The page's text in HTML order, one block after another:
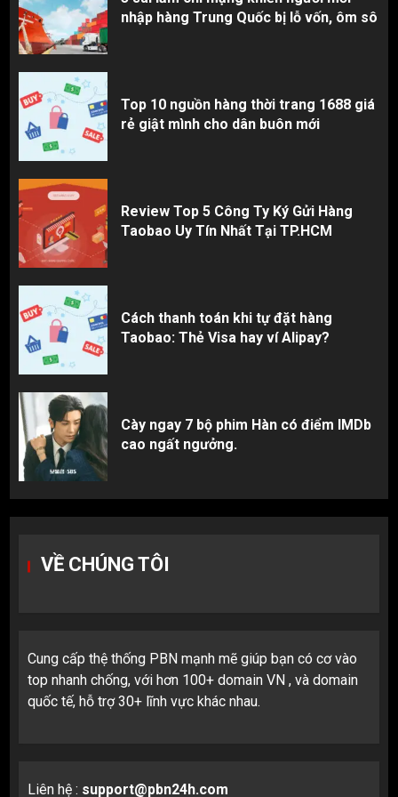
nhập hàng Trung Quốc bị lỗ vốn, ôm sô
Top 10 nguồn hàng thời trang 1688 giá
rẻ giật mình cho dân buôn mới
Review Top 5 Công Ty Ký Gửi Hàng
Taobao Uy Tín Nhất Tại TP.HCM
Cách thanh toán khi tự đặt hàng
Taobao: Thẻ Visa hay ví Alipay?
Cày ngay 7 bộ phim Hàn có điểm IMDb
cao ngất ngưởng.
VỀ CHÚNG TÔI
Cung cấp thệ thống PBN mạnh mẽ giúp bạn có cơ vào
top nhanh chống, với hơn 100+ domain VN , và domain
quốc tế, hỗ trợ 30+ lĩnh vực khác nhau.
Liên hệ : support@pbn24h.com